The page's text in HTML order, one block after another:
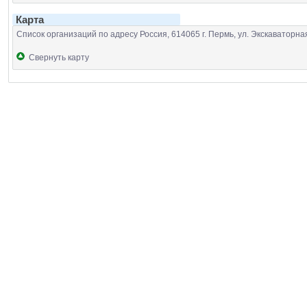
Карта
Список организаций по адресу Россия, 614065 г. Пермь, ул.
Свернуть карту